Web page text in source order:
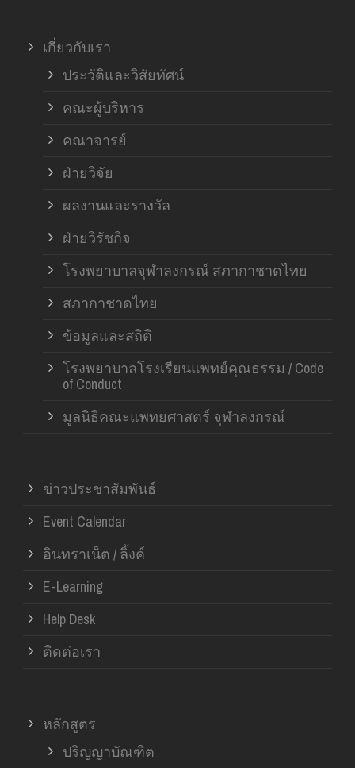
เกี่ยวกับเรา
ประวัติและวิสัยทัศน์
คณะผู้บริหาร
คณาจารย์
ฝ่ายวิจัย
ผลงานและรางวัล
ฝ่ายวิรัชกิจ
โรงพยาบาลจุฬาลงกรณ์ สภากาชาดไทย
สภากาชาดไทย
ข้อมูลและสถิติ
โรงพยาบาลโรงเรียนแพทย์คุณธรรม / Code
of Conduct
มูลนิธิคณะแพทยศาสตร์ จุฬาลงกรณ์
ข่าวประชาสัมพันธ์
Event Calendar
อินทราเน็ต / ลิ้งค์
E-Learning
Help Desk
ติดต่อเรา
หลักสูตร
ปริญญาบัณฑิต